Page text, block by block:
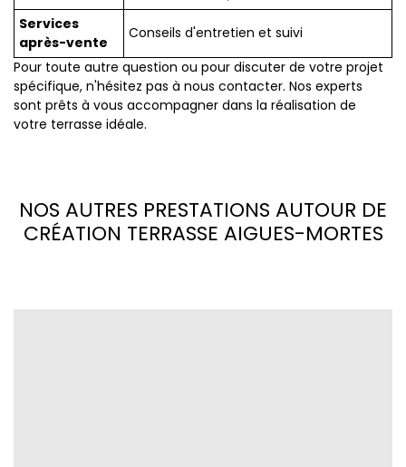
Services
après-vente
Conseils d'entretien et suivi
Pour toute autre question ou pour discuter de votre projet
spécifique, n'hésitez pas à nous contacter. Nos experts
sont prêts à vous accompagner dans la réalisation de
votre terrasse idéale.
NOS AUTRES PRESTATIONS AUTOUR DE
CRÉATION TERRASSE AIGUES-MORTES